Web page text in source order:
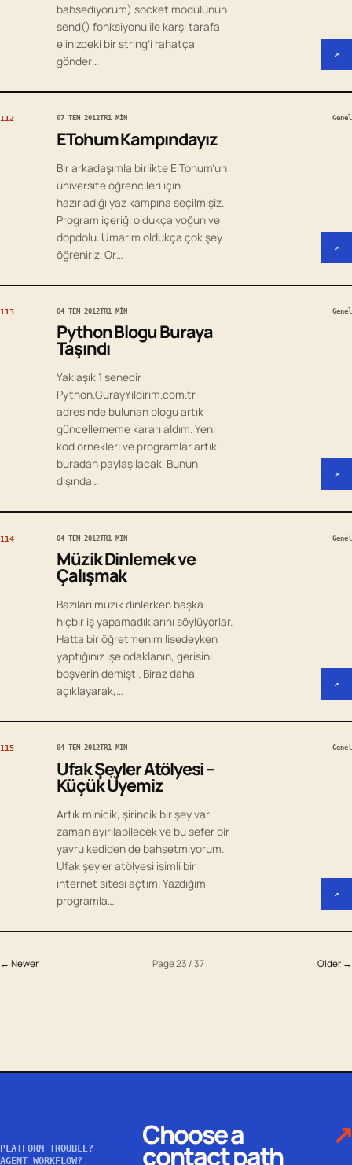
bahsediyorum) socket modülünün
send() fonksiyonu ile karşı tarafa
elinizdeki bir string’i rahatça
gönder…
↗
112 07 TEM 2012TR1 MIN
ETohum Kampındayız
Bir arkadaşımla birlikte E Tohum’un
üniversite öğrencileri için
hazırladığı yaz kampına seçilmişiz.
Program içeriği oldukça yoğun ve
dopdolu. Umarım oldukça çok şey
öğreniriz. Or…
Genel
↗
113 04 TEM 2012TR1 MIN
Python Blogu Buraya
Taşındı
Yaklaşık 1 senedir
Python.GurayYildirim.com.tr
adresinde bulunan blogu artık
güncellememe kararı aldım. Yeni
kod örnekleri ve programlar artık
buradan paylaşılacak. Bunun
dışında…
Genel
↗
114 04 TEM 2012TR1 MIN
Müzik Dinlemek ve
Çalışmak
Bazıları müzik dinlerken başka
hiçbir iş yapamadıklarını söylüyorlar.
Hatta bir öğretmenim lisedeyken
yaptığınız işe odaklanın, gerisini
boşverin demişti. Biraz daha
açıklayarak,…
Genel
↗
115 04 TEM 2012TR1 MIN
Ufak Şeyler Atölyesi –
Küçük Üyemiz
Artık minicik, şirincik bir şey var
zaman ayırılabilecek ve bu sefer bir
yavru kediden de bahsetmiyorum.
Ufak şeyler atölyesi isimli bir
internet sitesi açtım. Yazdığım
programla…
Genel
↗
← Newer Page 23 / 37 Older →
PLATFORM TROUBLE?
AGENT WORKFLOW?
Choose a
contact path
↗